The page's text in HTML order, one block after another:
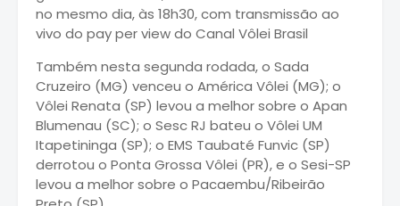
no mesmo dia, às 18h30, com transmissão ao
vivo do pay per view do Canal Vôlei Brasil
Também nesta segunda rodada, o Sada
Cruzeiro (MG) venceu o América Vôlei (MG); o
Vôlei Renata (SP) levou a melhor sobre o Apan
Blumenau (SC); o Sesc RJ bateu o Vôlei UM
Itapetininga (SP); o EMS Taubaté Funvic (SP)
derrotou o Ponta Grossa Vôlei (PR), e o Sesi-SP
levou a melhor sobre o Pacaembu/Ribeirão